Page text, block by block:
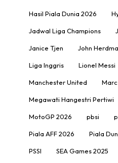
Hasil Piala Dunia 2026
Jadwal Liga Champions
Janice Tjen John
Liga Inggris Lionel Messi
Manchester United
Megawati Hangestri Pertiwi
MotoGP 2026 pbsi
Piala AFF 2026 Piala
PSSI SEA Games 2025